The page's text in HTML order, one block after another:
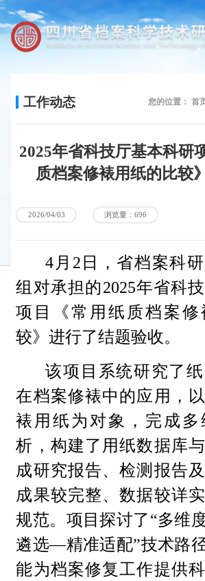
工作动态 您的位置： 首
2025年省科技厅基本科研
质档案修裱用纸的比较
2026/04/03 浏览量：696
4月2日，省档案科
组对承担的2025年省科
项目《常用纸质档案修
较》进行了结题验收。
该项目系统研究了
在档案修裱中的应用，
裱用纸为对象，完成多
析，构建了用纸数据库
成研究报告、检测报告
成果较完整、数据较详
规范。项目探讨了“多维
遴选—精准适配”技术路
能为档案修复工作提供